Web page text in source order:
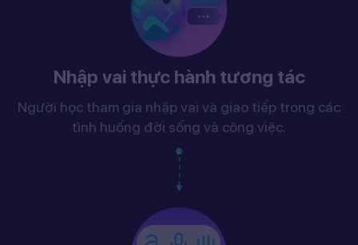
Nhập vai thực hành tương tác
Người học tham gia nhập vai và giao tiếp trong các
tình huống đời sống và công việc.